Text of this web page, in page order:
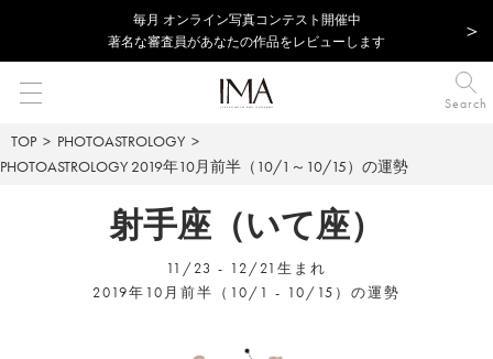
毎⽉ オンライン写真コンテスト開催中
著名な審査員があなたの作品をレビューします
Search
TOP
PHOTOASTROLOGY
PHOTOASTROLOGY 2019年10月前半（10/1～10/15）の運勢
射手座（いて座）
11/23 - 12/21生まれ
2019年10月前半（10/1 - 10/15）の運勢